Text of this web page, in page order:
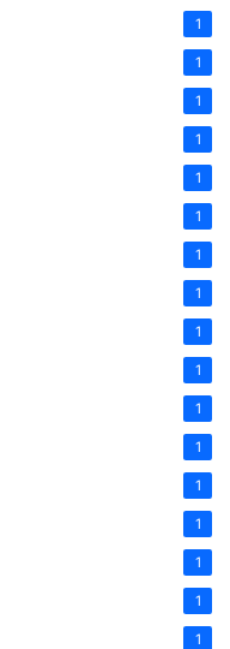
1
1
1
1
1
1
1
1
1
1
1
1
1
1
1
1
1